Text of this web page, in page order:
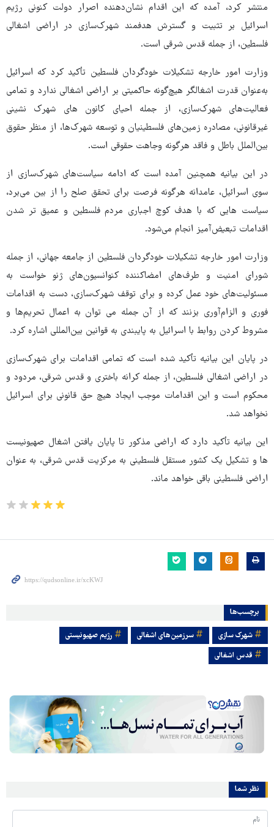
منتشر کرد، آمده که این اقدام نشان‌دهنده اصرار دولت کنونی رژیم
اسرائیل بر تثبیت و گسترش هدفمند شهرک‌سازی در اراضی اشغالی
فلسطین، از جمله قدس شرقی است.
وزارت امور خارجه تشکیلات خودگردان فلسطین تأکید کرد که اسرائیل
به‌عنوان قدرت اشغالگر هیچ‌گونه حاکمیتی بر اراضی اشغالی ندارد و تمامی
فعالیت‌های شهرک‌سازی، از جمله احیای کانون های شهرک نشینی
غیرقانونی، مصادره زمین‌های فلسطینیان و توسعه شهرک‌ها، از منظر حقوق
بین‌الملل باطل و فاقد هرگونه وجاهت حقوقی است.
در این بیانیه همچنین آمده است که ادامه سیاست‌های شهرک‌سازی از
سوی اسرائیل، عامدانه هرگونه فرصت برای تحقق صلح را از بین می‌برد،
سیاست هایی که با هدف کوچ اجباری مردم فلسطین و عمیق تر شدن
اقدامات تبعیض‌آمیز انجام می‌شود.
وزارت امور خارجه تشکیلات خودگردان فلسطین از جامعه جهانی، از جمله
شورای امنیت و طرف‌های امضاکننده کنوانسیون‌های ژنو خواست به
مسئولیت‌های خود عمل کرده و برای توقف شهرک‌سازی، دست به اقدامات
فوری و الزام‌آوری بزنند که از آن جمله می توان به اعمال تحریم‌ها و
مشروط کردن روابط با اسرائیل به پایبندی به قوانین بین‌المللی اشاره کرد.
در پایان این بیانیه تأکید شده است که تمامی اقدامات برای شهرک‌سازی
در اراضی اشغالی فلسطین، از جمله کرانه باختری و قدس شرقی، مردود و
محکوم است و این اقدامات موجب ایجاد هیچ حق قانونی برای اسرائیل
نخواهد شد.
این بیانیه تأکید دارد که اراضی مذکور تا پایان یافتن اشغال صهیونیست
ها و تشکیل یک کشور مستقل فلسطینی به مرکزیت قدس شرقی، به عنوان
اراضی فلسطینی باقی خواهد ماند.
برچسب‌ها
شهرک سازی‌ سرزمین‌های اشغالی
رژیم صهیونیستی
قدس اشغالی
نظر شما